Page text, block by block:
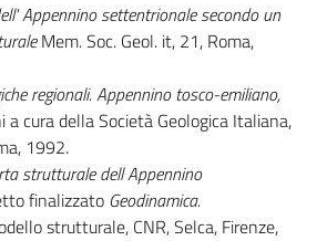
Appennino settentrionale secondo un
Mem. Soc. Geol. it, 21, Roma,
regionali. Appennino tosco-emiliano,
a cura della Società Geologica Italiana,
1992.
strutturale dell Appennino
finalizzato Geodinamica.
strutturale, CNR, Selca, Firenze,